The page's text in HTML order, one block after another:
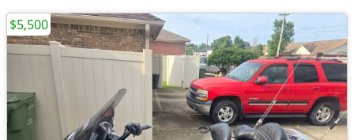
$5,500